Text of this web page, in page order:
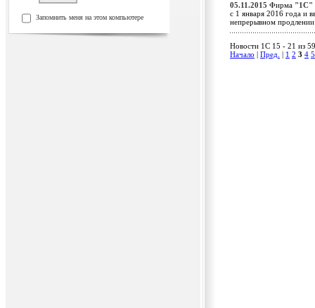
Запомнить меня на этом компьютере
05.11.2015 Фирма "1С"
c 1 января 2016 года и
непрерывном
Новости 1C 15 - 21 из
Начало
Пред. 1 2 3 4 5